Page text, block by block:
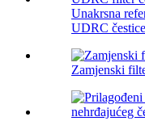
Unakrsna
UDRC
Zamjenski